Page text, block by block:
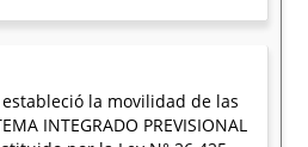
estableció la movilidad de las
INTEGRADO PREVISIONAL